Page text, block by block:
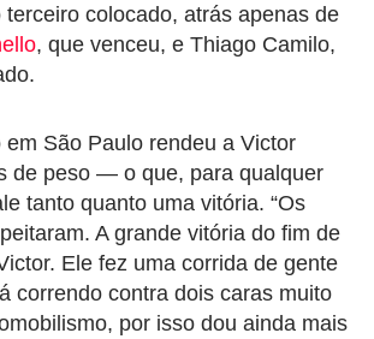
colocado, atrás apenas de
, que venceu, e Thiago Camilo,
em São Paulo rendeu a Victor
de peso — o que, para qualquer
tanto quanto uma vitória. “Os
A grande vitória do fim de
Ele fez uma corrida de gente
correndo contra dois caras muito
por isso dou ainda mais